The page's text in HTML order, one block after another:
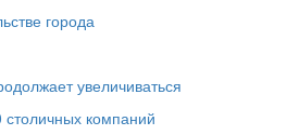
города
увеличиваться
компаний